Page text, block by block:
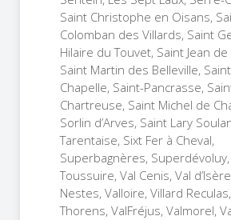
Saint Christophe en Oisans,
Colomban des Villards, Saint
Hilaire du Touvet, Saint Jean
Saint Martin des Belleville,
Chapelle, Saint-Pancrasse,
Chartreuse, Saint Michel de
Sorlin d’Arves, Saint Lary
Tarentaise, Sixt Fer à Cheval,
Superbagnères, Superdévoluy,
Toussuire, Val Cenis, Val
Nestes, Valloire, Villard
Thorens, ValFréjus, Valmorel,